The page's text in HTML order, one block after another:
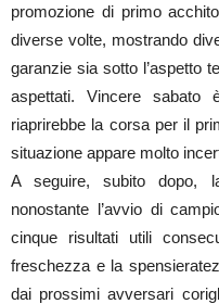
promozione di primo
diverse volte, mostrando
garanzie sia sotto l’aspetto
aspettati. Vincere sabato
riaprirebbe la corsa per il
situazione appare molto
A seguire, subito dopo,
nonostante l’avvio di
cinque risultati utili
freschezza e la
dai prossimi avversari